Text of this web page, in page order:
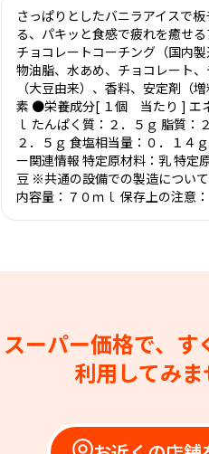
さっぱりとしたバニラアイスで
る、パキッと食感で疲れを癒せ
チョコレートコーチング（国内
物油脂、水あめ、チョコレート
（大豆由来）、香料、安定剤（
素 ●栄養成分[ １個 当たり ] エ
ｌ たんぱく質：２．５ｇ 脂質：
２．５ｇ 食塩相当量：０．１４
ー関連情報 特定原材料：乳 特定
豆 ※共通の設備での製造につい
内容量：７０ｍｌ 保存上の注
スーパー価格で、す
利用してみま